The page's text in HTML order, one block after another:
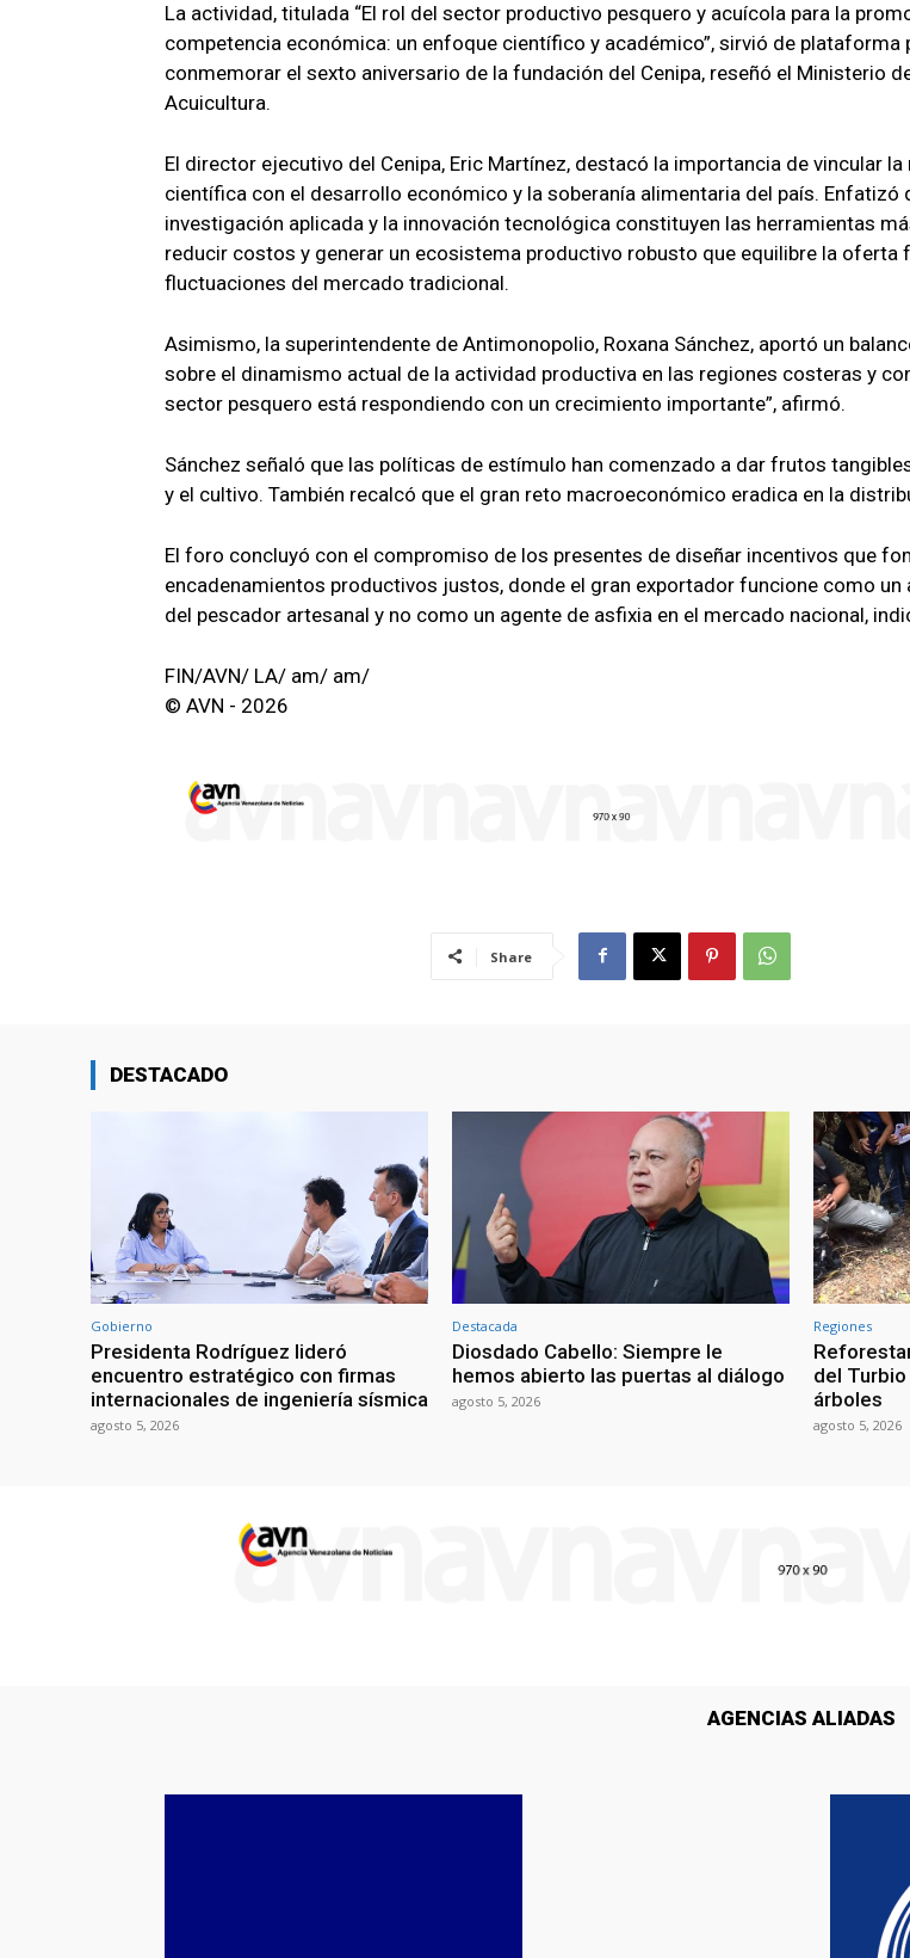
La actividad, titulada “El rol del sector productivo pesquero y acuícola para la
competencia económica: un enfoque científico y académico”, sirvió de plataforma
conmemorar el sexto aniversario de la fundación del Cenipa, reseñó el Ministerio
Acuicultura.
El director ejecutivo del Cenipa, Eric Martínez, destacó la importancia de vincular
científica con el desarrollo económico y la soberanía alimentaria del país. Enfatizó
investigación aplicada y la innovación tecnológica constituyen las herramientas
reducir costos y generar un ecosistema productivo robusto que equilibre la oferta
fluctuaciones del mercado tradicional.
Asimismo, la superintendente de Antimonopolio, Roxana Sánchez, aportó un
sobre el dinamismo actual de la actividad productiva en las regiones costeras y
sector pesquero está respondiendo con un crecimiento importante”, afirmó.
Sánchez señaló que las políticas de estímulo han comenzado a dar frutos
y el cultivo. También recalcó que el gran reto macroeconómico eradica en la
El foro concluyó con el compromiso de los presentes de diseñar incentivos que
encadenamientos productivos justos, donde el gran exportador funcione como un
del pescador artesanal y no como un agente de asfixia en el mercado nacional,
FIN/AVN/ LA/ am/ am/
© AVN - 2026
Share
DESTACADO
Gobierno
Presidenta Rodríguez lideró
encuentro estratégico con firmas
internacionales de ingeniería sísmica
agosto 5, 2026
Destacada
Diosdado Cabello: Siempre le
hemos abierto las puertas al diálogo
agosto 5, 2026
Regiones
del
árboles
agosto 5, 2026
AGENCIAS ALIADAS